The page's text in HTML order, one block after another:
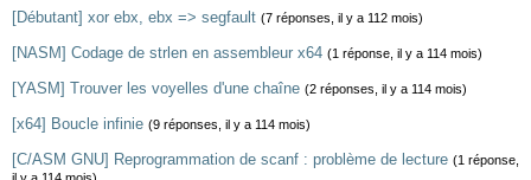
[Débutant] xor ebx, ebx => segfault (7 réponses, il y a 112 mois)
[NASM] Codage de strlen en assembleur x64 (1 réponse, il y a 114 mois)
[YASM] Trouver les voyelles d'une chaîne (2 réponses, il y a 114 mois)
[x64] Boucle infinie (9 réponses, il y a 114 mois)
[C/ASM GNU] Reprogrammation de scanf : problème de lecture (1 réponse,